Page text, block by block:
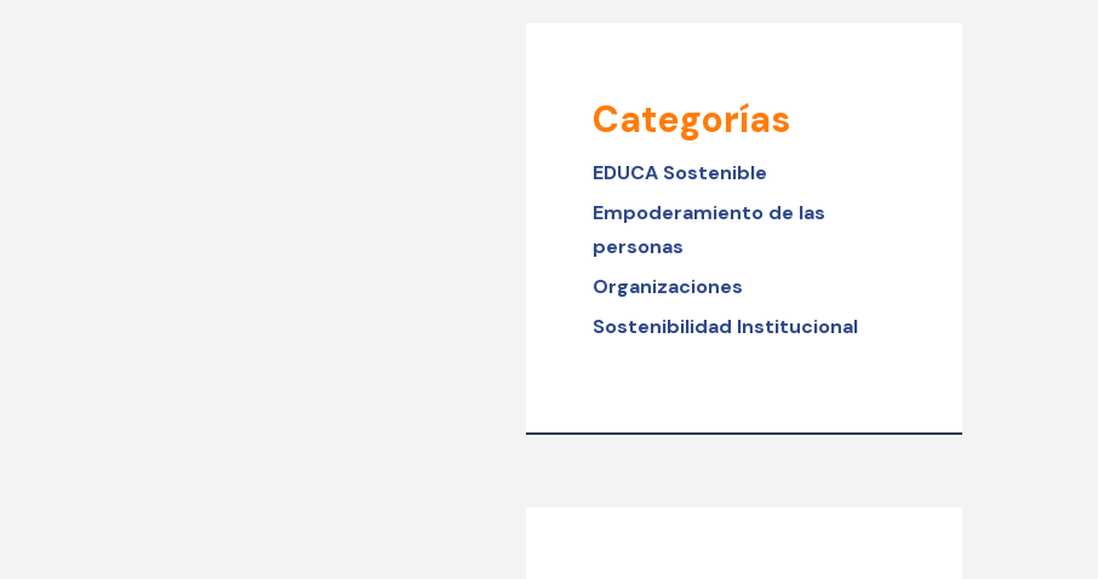
Categorías
EDUCA Sostenible
Empoderamiento de las
personas
Organizaciones
Sostenibilidad Institucional